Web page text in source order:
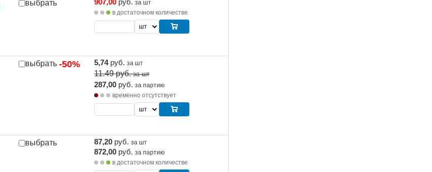
выбрать 907,00 руб. за шт
в достаточном количестве
-50%
выбрать 5,74 руб. за шт
11.49руб. за шт
287,00 руб. за партию
временно отсутствует
выбрать 87,20 руб. за шт
872,00 руб. за партию
в достаточном количестве